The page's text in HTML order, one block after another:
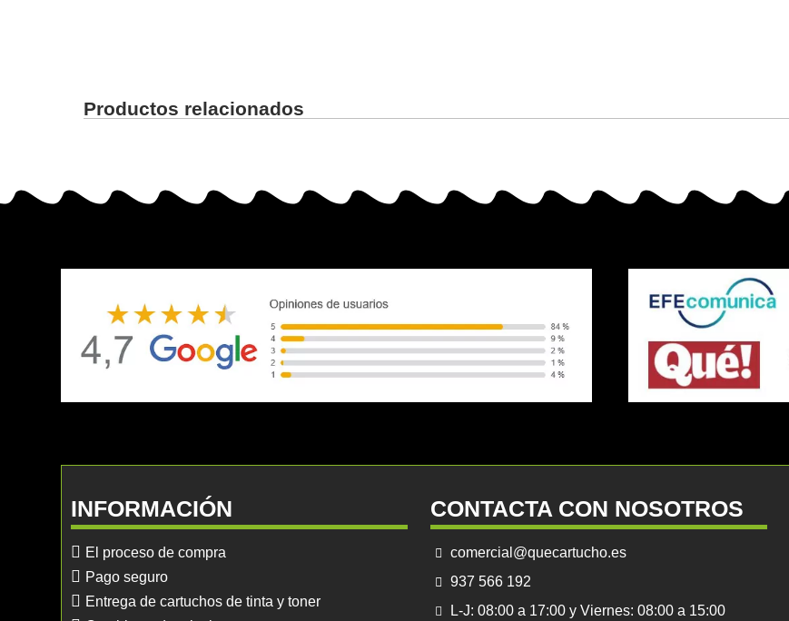
Productos relacionados
INFORMACIÓN
El proceso de compra
Pago seguro
Entrega de cartuchos de tinta y toner
CONTACTA CON NOSOTROS
comercial@quecartucho.es
937 566 192
L-J: 08:00 a 17:00 y Viernes: 08:00 a 15:00